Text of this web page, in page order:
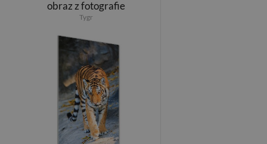
obraz z fotografie
Tygr